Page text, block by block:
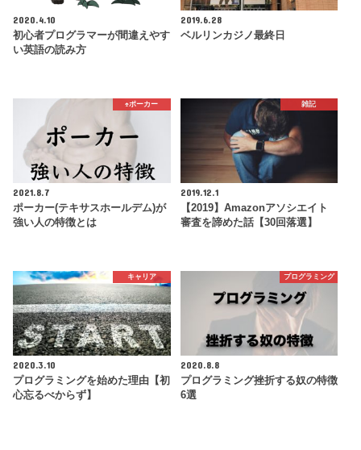
2020.4.10
初心者プログラマーが間違えやす
い英語の読み方
2019.6.28
ベルリンカジノ最終日
♠️ポーカー
2021.8.7
ポーカー(テキサスホールデム)が
強い人の特徴とは
雑記
2019.12.1
【2019】Amazonアソシエイト
審査を諦めた話【30回落選】
キャリア
2020.3.10
プログラミングを始めた理由【初
心忘るべからず】
プログラミング
2020.8.8
プログラミング挫折する奴の特徴
6選